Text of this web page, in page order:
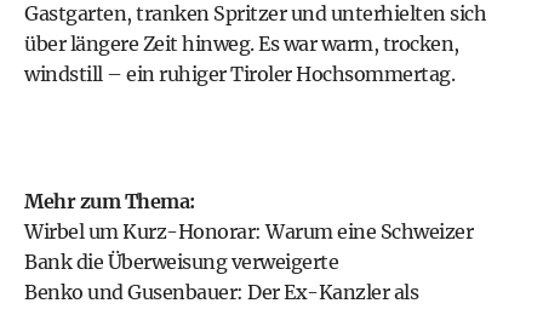
Gastgarten, tranken Spritzer und unterhielten sich
über längere Zeit hinweg. Es war warm, trocken,
windstill – ein ruhiger Tiroler Hochsommertag.
Mehr zum Thema:
Wirbel um Kurz-Honorar: Warum eine Schweizer
Bank die Überweisung verweigerte
Benko und Gusenbauer: Der Ex-Kanzler als